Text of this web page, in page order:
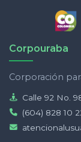
Corpouraba
Corporación
Calle 92 No.
(604) 828 10